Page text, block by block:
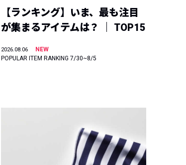
【ランキング】いま、最も注目
が集まるアイテムは？ ｜ TOP15
2026.08.06
NEW
POPULAR ITEM RANKING 7/30~8/5